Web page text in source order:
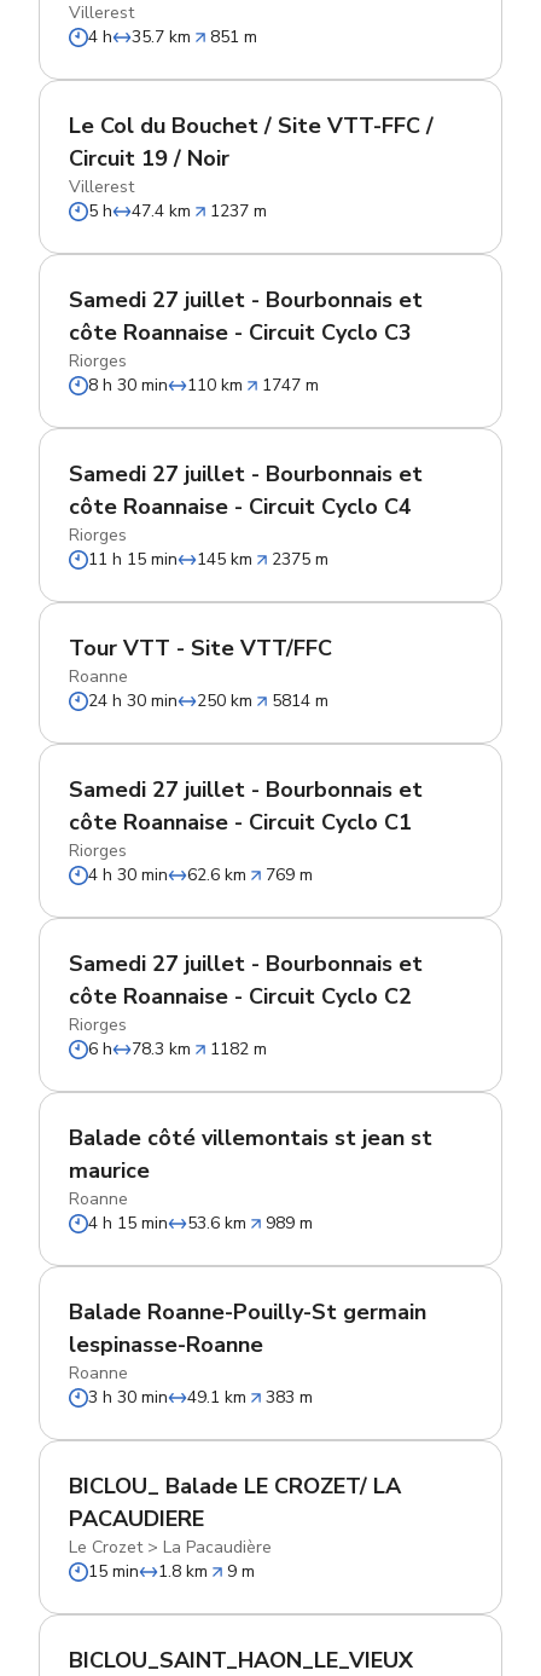
Villerest
4 h
35.7 km 851 m
Le Col du Bouchet / Site VTT-FFC /
Circuit 19 / Noir
Villerest
5 h
47.4 km 1237 m
Samedi 27 juillet - Bourbonnais et
côte Roannaise - Circuit Cyclo C3
Riorges
8 h 30 min
110 km 1747 m
Samedi 27 juillet - Bourbonnais et
côte Roannaise - Circuit Cyclo C4
Riorges
11 h 15 min
145 km 2375 m
Tour VTT - Site VTT/FFC
Roanne
24 h 30 min
250 km 5814 m
Samedi 27 juillet - Bourbonnais et
côte Roannaise - Circuit Cyclo C1
Riorges
4 h 30 min
62.6 km 769 m
Samedi 27 juillet - Bourbonnais et
côte Roannaise - Circuit Cyclo C2
Riorges
6 h
78.3 km 1182 m
Balade côté villemontais st jean st
maurice
Roanne
4 h 15 min
53.6 km 989 m
Balade Roanne-Pouilly-St germain
lespinasse-Roanne
Roanne
3 h 30 min
49.1 km 383 m
BICLOU_ Balade LE CROZET/ LA
PACAUDIERE
Le Crozet> La Pacaudière
15 min
1.8 km 9 m
BICLOU_SAINT_HAON_LE_VIEUX